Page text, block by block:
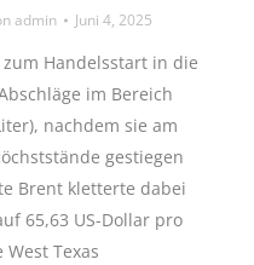
admin Juni 4, 2025
Handelsstart in die
im Bereich
nachdem sie am
gestiegen
Brent kletterte dabei
65,63 US-Dollar pro
Texas